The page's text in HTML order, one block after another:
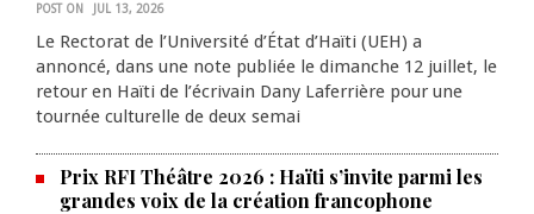
POST ON JUL 13, 2026
Le Rectorat de l’Université d’État d’Haïti (UEH) a
annoncé, dans une note publiée le dimanche 12 juillet, le
retour en Haïti de l’écrivain Dany Laferrière pour une
tournée culturelle de deux semai
Prix RFI Théâtre 2026 : Haïti s’invite parmi les
grandes voix de la création francophone